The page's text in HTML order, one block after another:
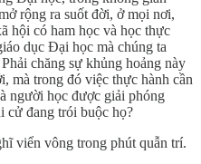
rộng ra suốt đời, ở mọi nơi,
hội có ham học và học thực
dục Đại học mà chúng ta
chăng sự khủng hoảng này
mà trong đó việc thực hành cần
người học được giải phóng
cử đang trói buộc họ?
viển vông trong phút quẫn trí.